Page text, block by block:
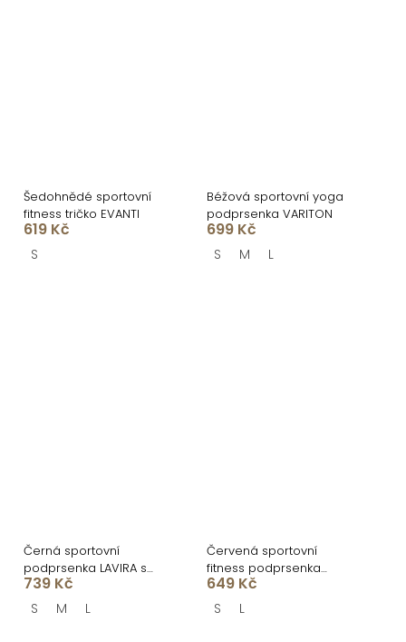
Šedohnědé sportovní
fitness tričko EVANTI
619 Kč
S
Béžová sportovní yoga
podprsenka VARITON
699 Kč
S M L
Černá sportovní
podprsenka LAVIRA s
překríženými zády
739 Kč
S M L
Červená sportovní
fitness podprsenka
LOVIRA
649 Kč
S L